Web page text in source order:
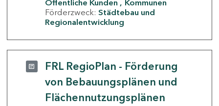
Öffentliche Kunden
Kommunen
Förderzweck: Städtebau und
Regionalentwicklung
FRL RegioPlan - Förderung
von Bebauungsplänen und
Flächennutzungsplänen